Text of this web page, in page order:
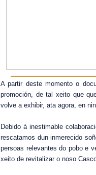
A partir deste momento o
promoción, de tal xeito que
volve a exhibir, ata agora, en
Debido á inestimable
rescatamos dun inmerecido
persoas relevantes do pobo e
xeito de revitalizar o noso